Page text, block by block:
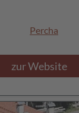
Percha
zur Website